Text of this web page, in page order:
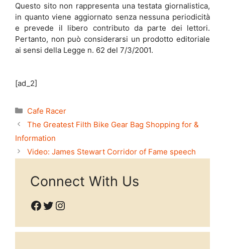
Questo sito non rappresenta una testata giornalistica,
in quanto viene aggiornato senza nessuna periodicità
e prevede il libero contributo da parte dei lettori.
Pertanto, non può considerarsi un prodotto editoriale
ai sensi della Legge n. 62 del 7/3/2001.
[ad_2]
Categories
Cafe Racer
The Greatest Filth Bike Gear Bag Shopping for &
Information
Video: James Stewart Corridor of Fame speech
Connect With Us
Facebook
Twitter
Instagram